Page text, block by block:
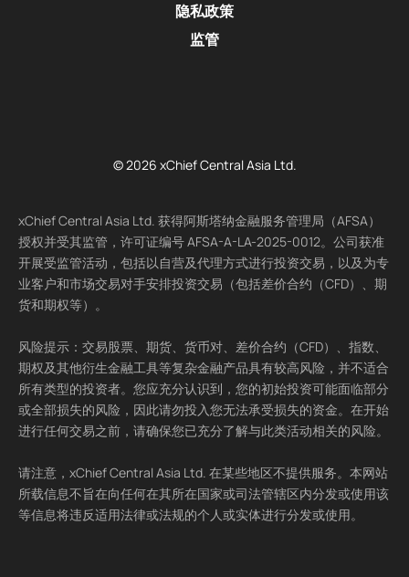
隐私政策
监管
© 2026 xChief Central Asia Ltd.
xChief Central Asia Ltd. 获得阿斯塔纳金融服务管理局（AFSA）
授权并受其监管，许可证编号 AFSA-A-LA-2025-0012。公司获准
开展受监管活动，包括以自营及代理方式进行投资交易，以及为专
业客户和市场交易对手安排投资交易（包括差价合约（CFD）、期
货和期权等）。
风险提示：交易股票、期货、货币对、差价合约（CFD）、指数、
期权及其他衍生金融工具等复杂金融产品具有较高风险，并不适合
所有类型的投资者。您应充分认识到，您的初始投资可能面临部分
或全部损失的风险，因此请勿投入您无法承受损失的资金。在开始
进行任何交易之前，请确保您已充分了解与此类活动相关的风险。
请注意，xChief Central Asia Ltd. 在某些地区不提供服务。本网站
所载信息不旨在向任何在其所在国家或司法管辖区内分发或使用该
等信息将违反适用法律或法规的个人或实体进行分发或使用。